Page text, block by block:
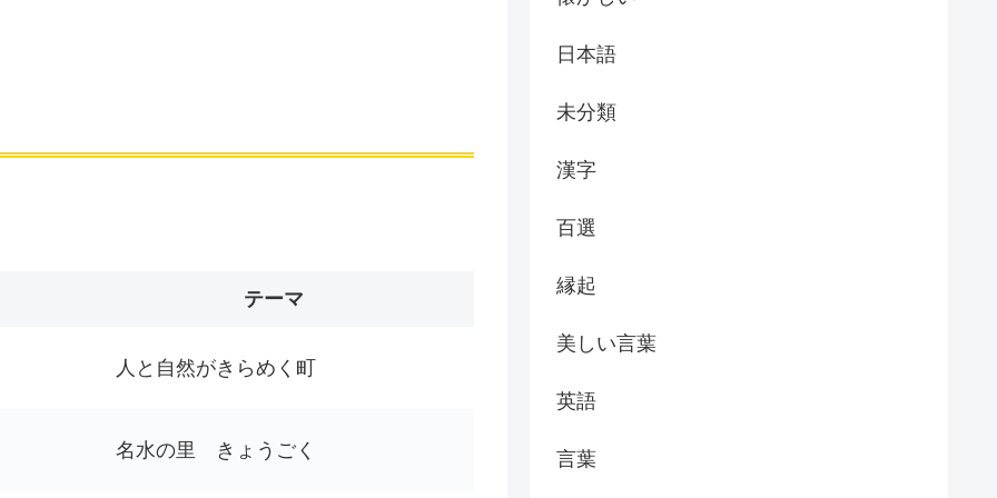
テーマ
人と自然がきらめく町
名水の里 きょうごく
日本語
未分類
漢字
百選
縁起
美しい言葉
英語
言葉